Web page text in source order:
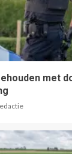
met